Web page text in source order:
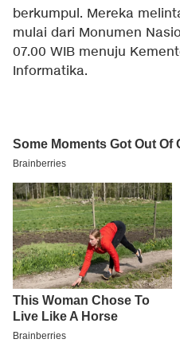
berkumpul. Mereka
mulai dari Monumen
07.00 WIB menuju
Informatika.